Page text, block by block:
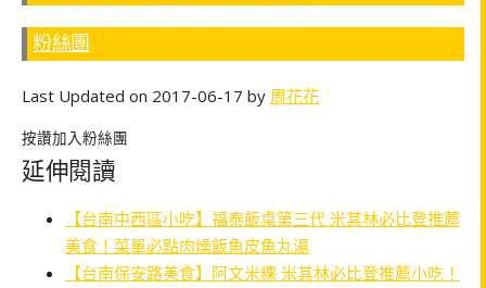
粉絲團
Last Updated on 2017-06-17 by 周花花
按讚加入粉絲團
延伸閱讀
【台南中西區小吃】福泰飯桌第三代 米其林必比登推薦
美食！菜單必點肉燥飯魚皮魚丸湯
【台南保安路美食】阿文米粿 米其林必比登推薦小吃！